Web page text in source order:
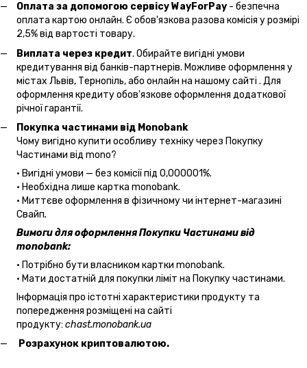
Оплата за допомогою сервісу WayForPay - безпечна
оплата картою онлайн. Є обов'язкова разова комісія у розмірі
2,5% від вартості товару.
Виплата через кредит. Обирайте вигідні умови
кредитування від банків-партнерів. Можливе оформлення у
містах Львів, Тернопіль, або онлайн на нашому сайті . Для
оформлення кредиту обов'язкове оформлення додаткової
річної гарантії.
Покупка частинами від Monobank
Чому вигідно купити особливу техніку через Покупку
Частинами від mono?
• Вигідні умови — без комісії під 0,000001%.
• Необхідна лише картка monobank.
• Миттєве оформлення в фізичному чи інтернет-магазині
Cвайп.
Вимоги для оформлення Покупки Частинами від
monobank:
• Потрібно бути власником картки monobank.
• Мати достатній для покупки ліміт на Покупку частинами.
Інформація про істотні характеристики продукту та
попередження розміщені на сайті
продукту: chast.monobank.ua
Розрахунок криптовалютою.